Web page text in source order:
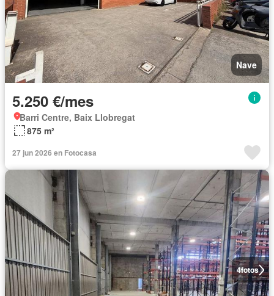
Nave
5.250 €/mes
Barri Centre, Baix Llobregat
875 m²
27 jun 2026 en Fotocasa
4fotos